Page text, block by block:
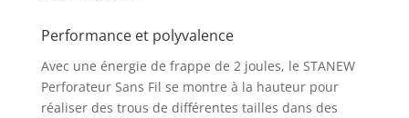
60 mm), 1 x chargeur. (1,5 A), 1 boîte en
Performance et polyvalence
Avec une énergie de frappe de 2 joules, le STANEW
Perforateur Sans Fil se montre à la hauteur pour
réaliser des trous de différentes tailles dans des